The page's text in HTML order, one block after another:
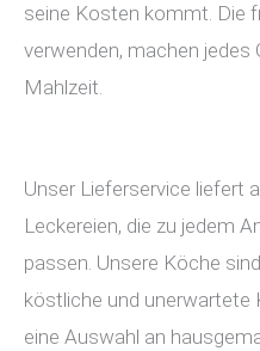
seine Kosten kommt. Die
verwenden, machen jedes
Mahlzeit.
Unser Lieferservice liefert
Leckereien, die zu jedem
passen. Unsere Köche
köstliche und unerwartete
eine Auswahl an